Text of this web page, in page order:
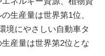
生産量は世界第1位、
境にやさしい自動車タ
産量は世界第2位とな